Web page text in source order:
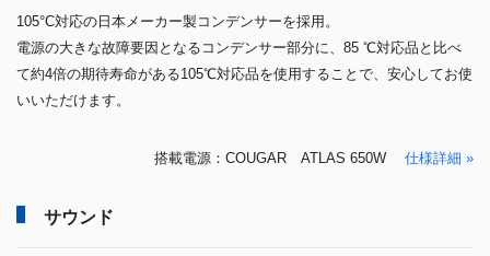
105°C対応の日本メーカー製コンデンサーを採用。
電源の大きな故障要因となるコンデンサー部分に、85 ℃対応品と比べ
て約4倍の期待寿命がある105℃対応品を使用することで、安心してお使
いいただけます。
搭載電源：COUGAR ATLAS 650W 仕様詳細 »
サウンド